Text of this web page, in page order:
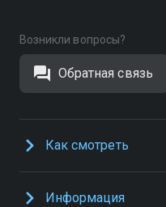
Возникли вопросы?
Обратная связь
Как смотреть
Информация